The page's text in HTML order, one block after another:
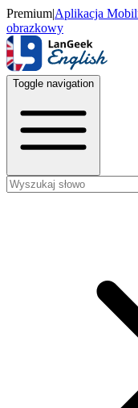
Premium|Aplikacja
obrazkowy
Toggle navigation